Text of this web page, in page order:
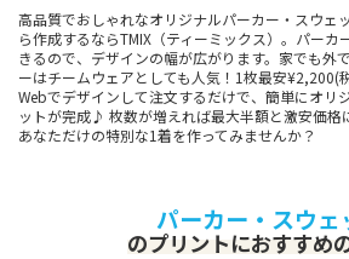
高品質でおしゃれなオリジナルパーカー・スウェ
ら作成するならTMIX（ティーミックス）。パーカ
きるので、デザインの幅が広がります。家でも外
ーはチームウェアとしても人気！1枚最安¥2,200(
Webでデザインして注文するだけで、簡単にオリ
ットが完成♪ 枚数が増えれば最大半額と激安価格
あなただけの特別な1着を作ってみませんか？
パーカー・スウェ
のプリントにおすすめ